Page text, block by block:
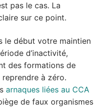
pas le cas. La
sur ce point.
le début votre maintien
d’inactivité,
des formations de
à zéro.
arnaques liées au CCA
de faux organismes